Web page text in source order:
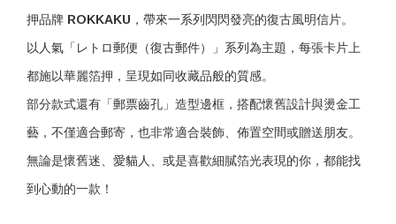
押品牌 ROKKAKU ，帶來一系列閃閃發亮的復古風明信片。
以人氣「レトロ郵便（復古郵件）」系列為主題，每張卡片上
都施以華麗箔押，呈現如同收藏品般的質感。
部分款式還有「郵票齒孔」造型邊框，搭配懷舊設計與燙金工
藝，不僅適合郵寄，也非常適合裝飾、佈置空間或贈送朋友。
無論是懷舊迷、愛貓人、或是喜歡細膩箔光表現的你，都能找
到心動的一款！